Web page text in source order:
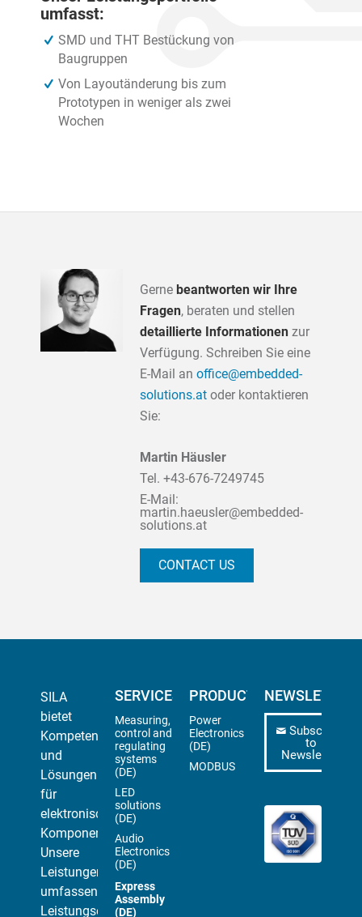
umfasst:
SMD und THT Bestückung von
Baugruppen
Von Layoutänderung bis zum
Prototypen in weniger als zwei
Wochen
Gerne beantworten wir Ihre
Fragen, beraten und stellen
detaillierte Informationenzur
Verfügung. Schreiben Sie eine
E-Mail an office@embedded-
solutions.atoder kontaktieren
Sie:
Martin Häusler
Tel. +43-676-7249745
E-Mail:
martin.haeusler@embedded-
solutions.at
CONTACT US
SILA
bietet
Kompetenz
und
Lösungen
für
elektronische
Komponenten.
Unsere
Leistungen
umfassen
Leistungselektronik,
SERVICES
Measuring,
control and
regulating
systems
(DE)
LED
solutions
(DE)
Audio
Electronics
(DE)
Express
Assembly
(DE)
PRODUCTS
Power
Electronics
(DE)
MODBUS
NEWSLETTER
Subscribe
to
Newsletter